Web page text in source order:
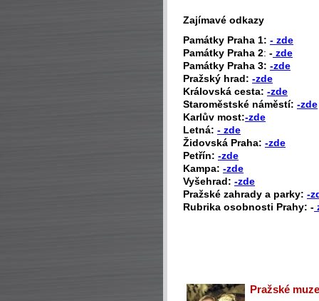
Zajímavé odkazy
Památky Praha 1: - zde
Památky Praha 2: - zde
Památky Praha 3: -zde
Pražský hrad: -zde
Královská cesta: -zde
Staroměstské náměstí: -zde
Karlův most:-zde
Letná: - zde
Židovská Praha: -zde
Petřín: -zde
Kampa: -zde
Vyšehrad: -zde
Pražské zahrady a parky: -
Rubrika osobnosti Prahy: -
Pražské